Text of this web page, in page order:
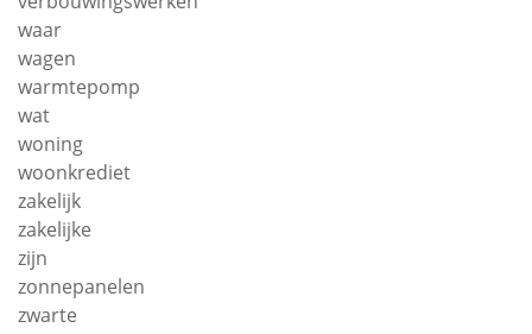
waar
wagen
warmtepomp
wat
woning
woonkrediet
zakelijk
zakelijke
zijn
zonnepanelen
zwarte